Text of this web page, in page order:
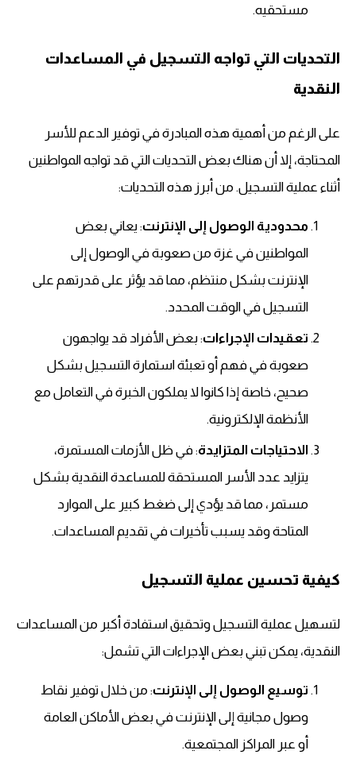
مستحقيه.
التحديات التي تواجه التسجيل في المساعدات
النقدية
على الرغم من أهمية هذه المبادرة في توفير الدعم للأسر
المحتاجة، إلا أن هناك بعض التحديات التي قد تواجه المواطنين
أثناء عملية التسجيل. من أبرز هذه التحديات:
محدودية الوصول إلى الإنترنت: يعاني بعض
المواطنين في غزة من صعوبة في الوصول إلى
الإنترنت بشكل منتظم، مما قد يؤثر على قدرتهم على
التسجيل في الوقت المحدد.
تعقيدات الإجراءات: بعض الأفراد قد يواجهون
صعوبة في فهم أو تعبئة استمارة التسجيل بشكل
صحيح، خاصة إذا كانوا لا يملكون الخبرة في التعامل مع
الأنظمة الإلكترونية.
الاحتياجات المتزايدة: في ظل الأزمات المستمرة،
يتزايد عدد الأسر المستحقة للمساعدة النقدية بشكل
مستمر، مما قد يؤدي إلى ضغط كبير على الموارد
المتاحة وقد يسبب تأخيرات في تقديم المساعدات.
كيفية تحسين عملية التسجيل
لتسهيل عملية التسجيل وتحقيق استفادة أكبر من المساعدات
النقدية، يمكن تبني بعض الإجراءات التي تشمل:
توسيع الوصول إلى الإنترنت: من خلال توفير نقاط
وصول مجانية إلى الإنترنت في بعض الأماكن العامة
أو عبر المراكز المجتمعية.